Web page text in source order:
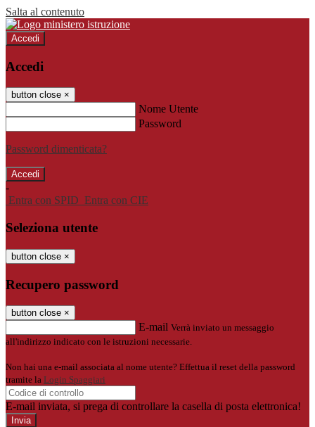
Salta al contenuto
Accedi
Accedi
button close ×
Nome Utente
Password
Password dimenticata?
-
Entra con SPID Entra con CIE
Seleziona utente
button close ×
Recupero password
button close ×
E-mail Verrà inviato un messaggio
all'indirizzo indicato con le istruzioni necessarie.
Non hai una e-mail associata al nome utente? Effettua il reset della password
tramite la Login Spaggiari
E-mail inviata, si prega di controllare la casella di posta elettronica!